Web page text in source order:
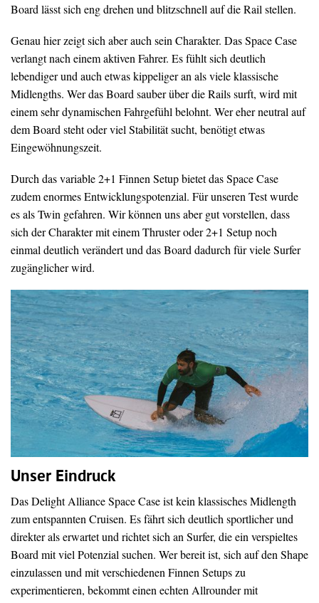
Board lässt sich eng drehen und blitzschnell auf die Rail stellen.
Genau hier zeigt sich aber auch sein Charakter. Das Space Case
verlangt nach einem aktiven Fahrer. Es fühlt sich deutlich
lebendiger und auch etwas kippeliger an als viele klassische
Midlengths. Wer das Board sauber über die Rails surft, wird mit
einem sehr dynamischen Fahrgefühl belohnt. Wer eher neutral auf
dem Board steht oder viel Stabilität sucht, benötigt etwas
Eingewöhnungszeit.
Durch das variable 2+1 Finnen Setup bietet das Space Case
zudem enormes Entwicklungspotenzial. Für unseren Test wurde
es als Twin gefahren. Wir können uns aber gut vorstellen, dass
sich der Charakter mit einem Thruster oder 2+1 Setup noch
einmal deutlich verändert und das Board dadurch für viele Surfer
zugänglicher wird.
Unser Eindruck
Das Delight Alliance Space Case ist kein klassisches Midlength
zum entspannten Cruisen. Es fährt sich deutlich sportlicher und
direkter als erwartet und richtet sich an Surfer, die ein verspieltes
Board mit viel Potenzial suchen. Wer bereit ist, sich auf den Shape
einzulassen und mit verschiedenen Finnen Setups zu
experimentieren, bekommt einen echten Allrounder mit